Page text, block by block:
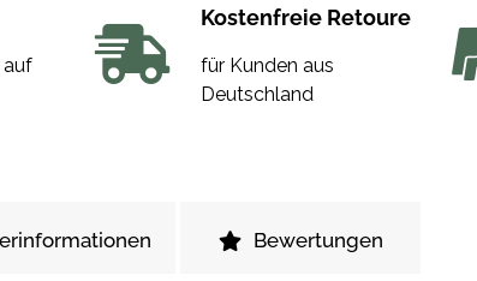
Kostenfreie Retoure
für Kunden aus
Deutschland
Bewertungen